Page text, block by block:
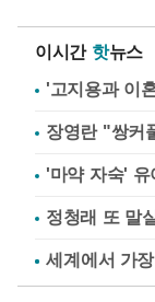
이시간 핫뉴스
'고지용과 이
장영란 "쌍커
'마약 자숙' 유
정청래 또 말